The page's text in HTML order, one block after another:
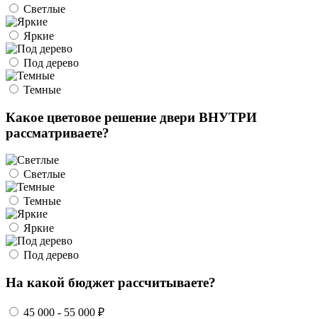
Светлые
Яркие
Под дерево
Темные
Какое цветовое решение двери ВНУТРИ
рассматриваете?
Светлые
Темные
Яркие
Под дерево
На какой бюджет рассчитываете?
45 000 - 55 000 ₽